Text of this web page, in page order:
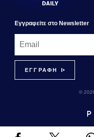
Εγγραφεiτε στο Newsletter
©